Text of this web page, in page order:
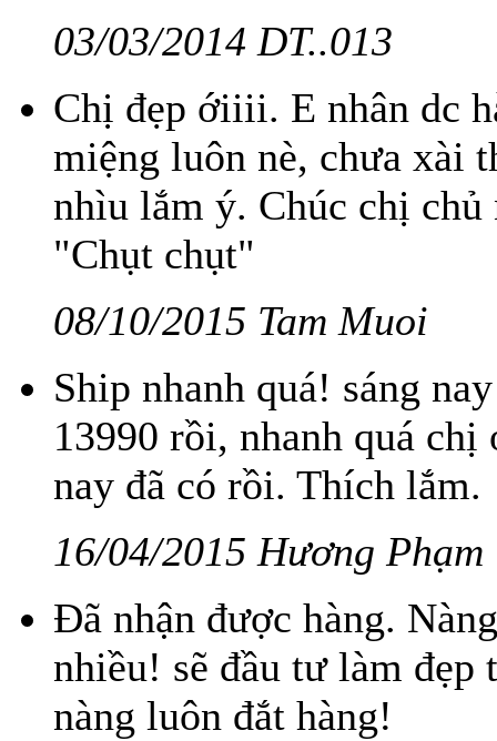
03/03/2014 DT..013
Chị đẹp ớiiii. E nhân dc
miệng luôn nè, chưa xài
nhìu lắm ý. Chúc chị chủ
"Chụt chụt"
08/10/2015 Tam Muoi
Ship nhanh quá! sáng
13990 rồi, nhanh quá
nay đã có rồi. Thích lắm.
16/04/2015 Hương Phạm
Đã nhận được hàng.
nhiều! sẽ đầu tư làm đẹp
nàng luôn đắt hàng!